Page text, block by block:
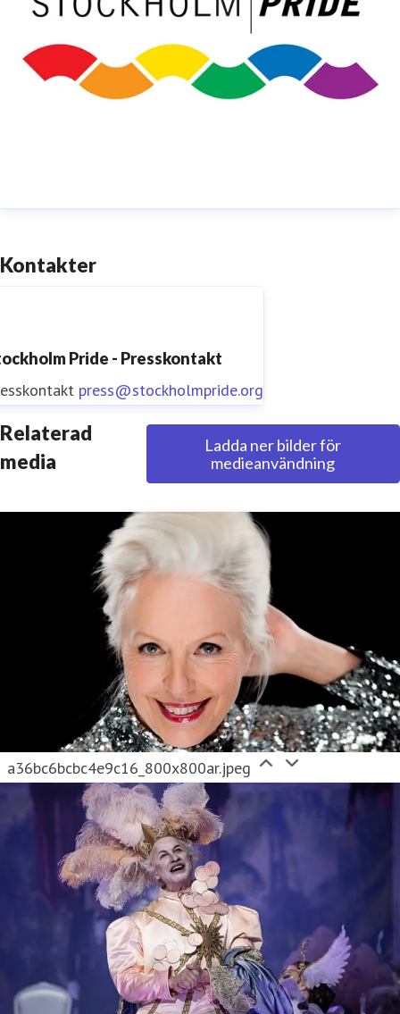
Instagram:instagram.com/stockholmpride
Kontakter
Pride - Presskontakt
press@stockholmpride.org
Relaterad
media
Ladda ner bilder för
medieanvändning
a36bc6bcbc4e9c16_800x800ar.jpeg